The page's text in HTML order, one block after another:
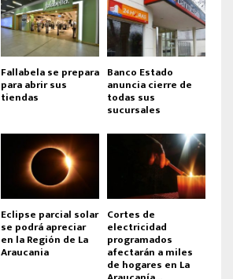
Fallabela se prepara
para abrir sus
tiendas
Banco Estado
anuncia cierre de
todas sus
sucursales
Eclipse parcial solar
se podrá apreciar
en la Región de La
Araucania
Cortes de
electricidad
programados
afectarán a miles
de hogares en La